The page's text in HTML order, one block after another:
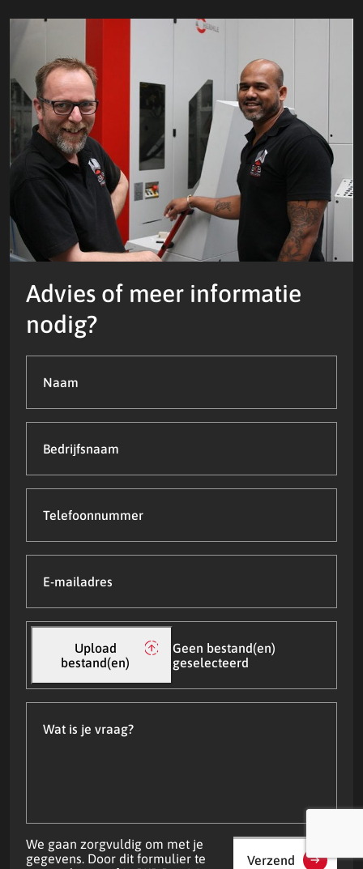
Advies of meer informatie
nodig?
(Vereist)
mailadres
Upload
bestand(en)
Geen bestand(en)
geselecteerd
Upload
bestand(en)
We gaan zorgvuldig om met je
gegevens. Door dit formulier te
Verzend